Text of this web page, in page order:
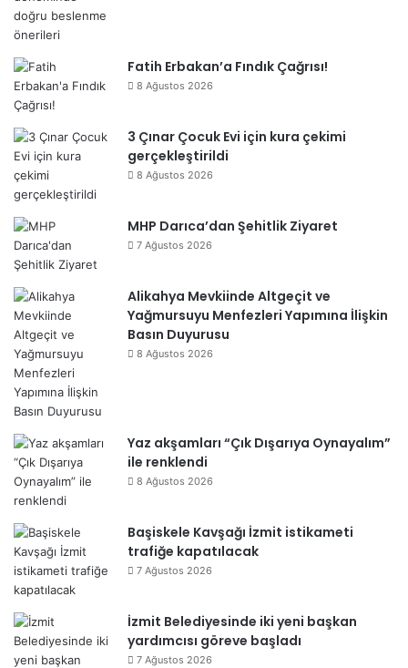
Fatih Erbakan’a Fındık Çağrısı!
8 Ağustos 2026
3 Çınar Çocuk Evi için kura çekimi
gerçekleştirildi
8 Ağustos 2026
MHP Darıca’dan Şehitlik Ziyaret
7 Ağustos 2026
Alikahya Mevkiinde Altgeçit ve
Yağmursuyu Menfezleri Yapımına İlişkin
Basın Duyurusu
8 Ağustos 2026
Yaz akşamları “Çık Dışarıya Oynayalım”
ile renklendi
8 Ağustos 2026
Başiskele Kavşağı İzmit istikameti
trafiğe kapatılacak
7 Ağustos 2026
İzmit Belediyesinde iki yeni başkan
yardımcısı göreve başladı
7 Ağustos 2026